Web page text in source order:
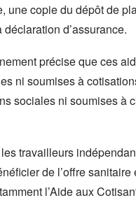
une copie du dépôt de
d’assurance.
précise que ces
ni soumises à
sociales ni soumises à
travailleurs
de l’offre sanitaire
l’Aide aux